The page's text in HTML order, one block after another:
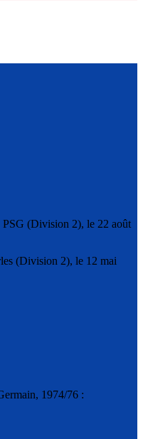
PSG (Division 2), le 22 août
(Division 2), le 12 mai
1974/76 :